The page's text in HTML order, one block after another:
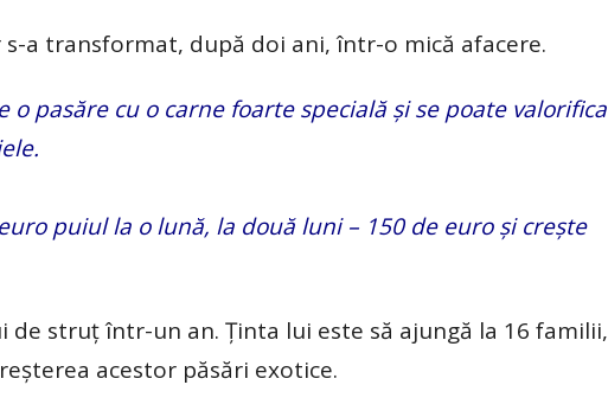
a transformat, după doi ani, într-o mică afacere.
o pasăre cu o carne foarte specială și se poate valorifica
puiul la o lună, la două luni – 150 de euro și crește
de struț într-un an. Ținta lui este să ajungă la 16 familii,
acestor păsări exotice.